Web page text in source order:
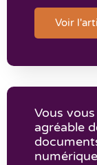
Voir
Vous
agréable